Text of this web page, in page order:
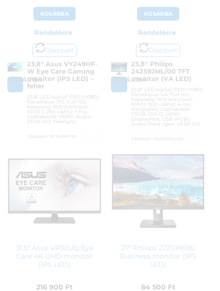
KOSÁRBA
Rendelésre
Összevet
KOSÁRBA
23,8″ Asus VY249HF-
W Eye Care Gaming
monitor (IPS LED) –
fehér
23,8″ LED kijelző (1920×1080);
Paneltípus: IPS; Full HD;
Képarány: 16:9; Kontraszt:
100M:1; 250 cd/m2; 1 ms;
Csatlakozók: HDMI, Audio;
VESA 100; FreeSync
Cikkszám:VY249HF-W
Gyártó:Asus
36 hónap
ÁFA:27%
Azonosító:
43 990
KOSÁRBA
Rendelésre
Összevet
KOSÁRBA
23,8″ Philips
242S9JML/00 TFT
monitor (VA LED)
23,8″ LED kijelző (1920×1080);
Paneltípus: VA; Full HD;
Képarány: 16:9; Kontraszt:
50M:1; 300 cd/m2; 4 ms;
Hangszóró; Csatlakozók:
DSUB, DVI-D, HDMI,
DisplayPort, USB (HUB),
Audio; Pivot: igen; VESA 100
Cikkszám: 242S9JML/00
monitorok
Gyártó:
Garanciaidő:
ÁFA:27%
Azonosító:
46884
55 990 Ft
31,5″ Asus VP32UQ Eye
Care 4K UHD monitor
(IPS LED)
216 900 Ft
27″ Philips 272S1M/00
Business monitor (IPS
LED)
84 500 Ft